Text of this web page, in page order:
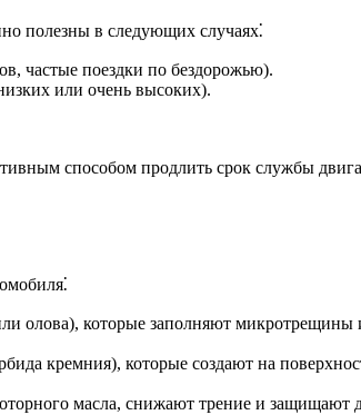
полезны в следующих случаях⁚
частые поездки по бездорожью).
или очень высоких).
способом продлить срок службы
олова), которые заполняют микротрещины
кремния), которые создают на
масла, снижают трение и защищают